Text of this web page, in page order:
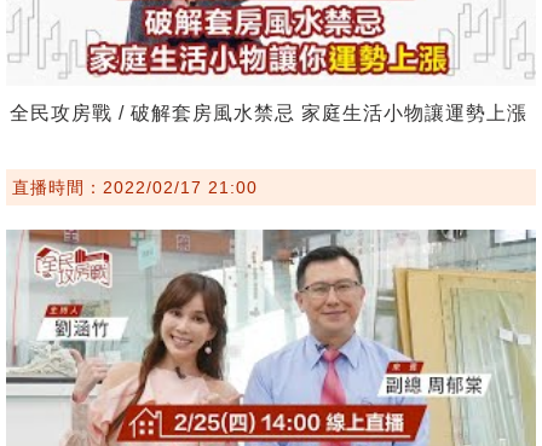
全民攻房戰 / 破解套房風水禁忌 家庭生活小物讓運勢上漲
直播時間：2022/02/17 21:00